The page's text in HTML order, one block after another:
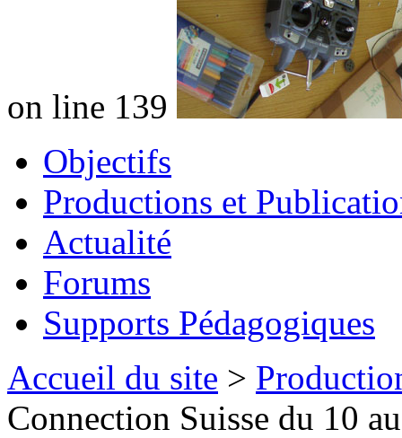
on line 139
Objectifs
Productions et
Actualité
Forums
Supports Pédagogiques
Accueil du site >
Connection Suisse du 10